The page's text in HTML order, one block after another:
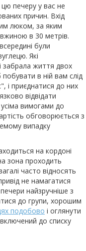
печеру у вас не
причин. Вхід
люком, за яким
в 30 метрів.
були
Які
забрала життя двох
в ній вам слід
і приєднатися до них
відвідати
вимогами до
обговорюється з
випадку
на кордоні
зона проходить
часто відносять
не намагатися
найзручніше з
до групи, хорошим
подобово і оглянути
до списку